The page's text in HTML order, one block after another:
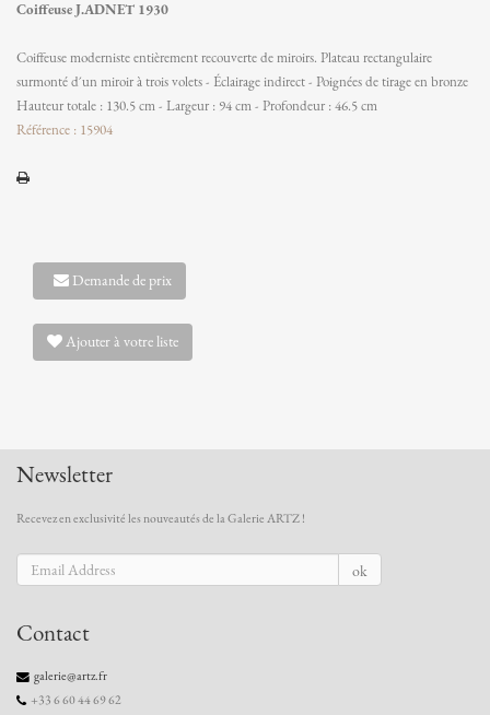
Coiffeuse J.ADNET 1930
Coiffeuse moderniste entièrement recouverte de miroirs. Plateau rectangulaire
surmonté d´un miroir à trois volets - Éclairage indirect - Poignées de tirage en bronze
Hauteur totale : 130.5 cm - Largeur : 94 cm - Profondeur : 46.5 cm
Référence : 15904
Demande de prix
Ajouter à votre liste
Newsletter
Recevez en exclusivité les nouveautés de la Galerie ARTZ !
ok
Contact
galerie@artz.fr
+33 6 60 44 69 62